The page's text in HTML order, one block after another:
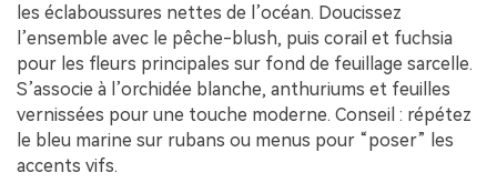
les éclaboussures nettes de l’océan. Doucissez
l’ensemble avec le pêche-blush, puis corail et fuchsia
pour les fleurs principales sur fond de feuillage sarcelle.
S’associe à l’orchidée blanche, anthuriums et feuilles
vernissées pour une touche moderne. Conseil : répétez
le bleu marine sur rubans ou menus pour “poser” les
accents vifs.